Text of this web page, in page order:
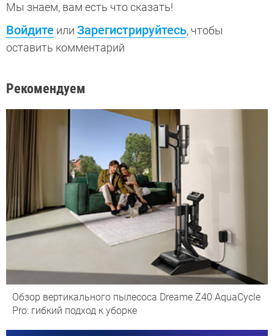
Мы знаем, вам есть что сказать!
Войдите или Зарегистрируйтесь, чтобы
оставить комментарий
Рекомендуем
Обзор вертикального пылесоса Dreame Z40 AquaCycle
Pro: гибкий подход к уборке